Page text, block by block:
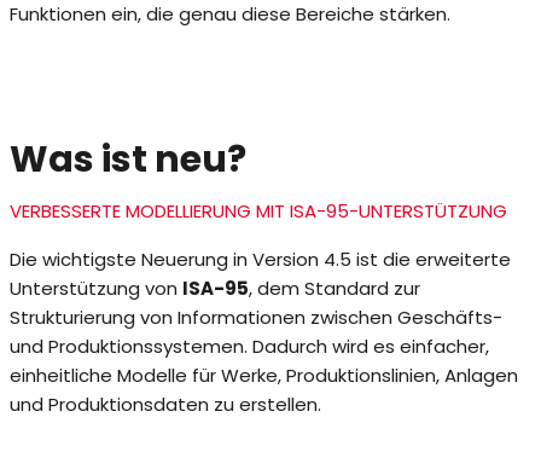
Funktionen ein, die genau diese Bereiche stärken.
Was ist neu?
VERBESSERTE MODELLIERUNG MIT ISA-95-UNTERSTÜTZUNG
Die wichtigste Neuerung in Version 4.5 ist die erweiterte
Unterstützung von ISA-95, dem Standard zur
Strukturierung von Informationen zwischen Geschäfts-
und Produktionssystemen. Dadurch wird es einfacher,
einheitliche Modelle für Werke, Produktionslinien, Anlagen
und Produktionsdaten zu erstellen.